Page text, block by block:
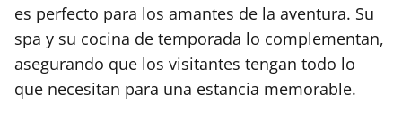
es perfecto para los amantes de la aventura. Su
spa y su cocina de temporada lo complementan,
asegurando que los visitantes tengan todo lo
que necesitan para una estancia memorable.